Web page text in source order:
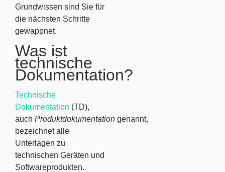
Grundwissen sind Sie für
die nächsten Schritte
gewappnet.
Was ist
technische
Dokumentation?
Technische
Dokumentation (TD),
auch Produktdokumentation genannt,
bezeichnet alle
Unterlagen zu
technischen Geräten und
Softwareprodukten.